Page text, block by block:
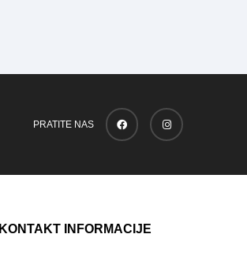
PRATITE NAS
KONTAKT INFORMACIJE